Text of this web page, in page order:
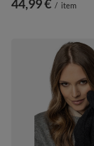
44,99 € / item